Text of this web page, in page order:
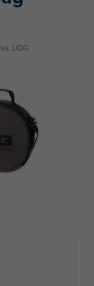
UDG